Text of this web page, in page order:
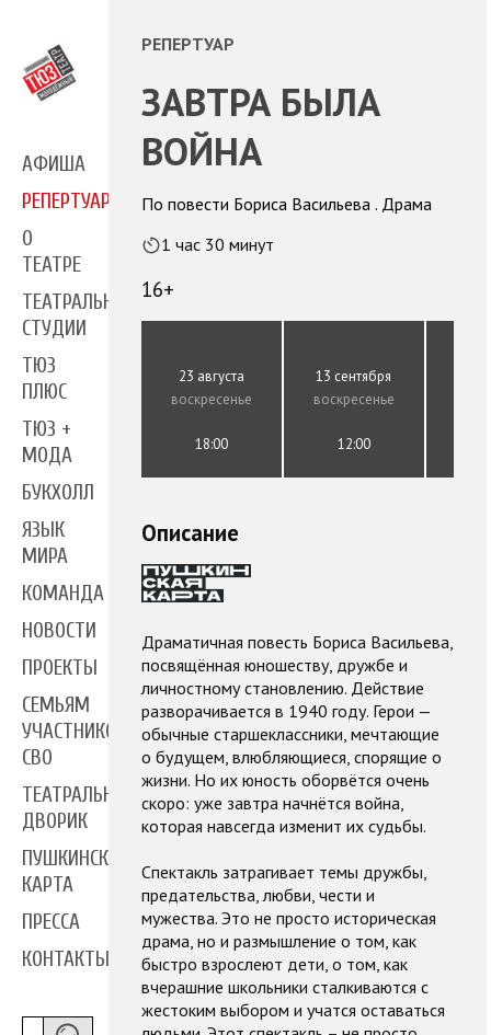
АФИША
РЕПЕРТУАР
О
ТЕАТРЕ
ТЕАТРАЛЬНЫЕ
СТУДИИ
ТЮЗ
ПЛЮС
ТЮЗ +
МОДА
БУКХОЛЛ
ЯЗЫК
МИРА
КОМАНДА
НОВОСТИ
ПРОЕКТЫ
СЕМЬЯМ
УЧАСТНИКОВ
СВО
ТЕАТРАЛЬНЫЙ
ДВОРИК
ПУШКИНСКАЯ
КАРТА
ПРЕССА
КОНТАКТЫ
РЕПЕРТУАР
ЗАВТРА БЫЛА
ВОЙНА
По повести Бориса Васильева . Драма
1 час 30 минут
16+
23 августа
воскресенье
18:00
13 сентября
воскресенье
12:00
Описание
Драматичная повесть Бориса Васильева,
посвящённая юношеству, дружбе и
личностному становлению. Действие
разворачивается в 1940 году. Герои —
обычные старшеклассники, мечтающие
о будущем, влюбляющиеся, спорящие о
жизни. Но их юность оборвётся очень
скоро: уже завтра начнётся война,
которая навсегда изменит их судьбы.
Спектакль затрагивает темы дружбы,
предательства, любви, чести и
мужества. Это не просто историческая
драма, но и размышление о том, как
быстро взрослеют дети, о том, как
вчерашние школьники сталкиваются с
жестоким выбором и учатся оставаться